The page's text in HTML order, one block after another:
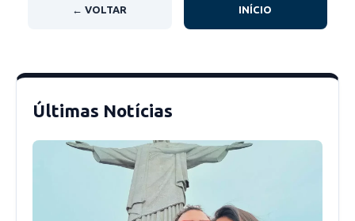
← VOLTAR INÍCIO
Últimas Notícias